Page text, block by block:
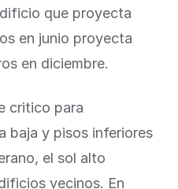
que proyecta
en junio proyecta
en diciembre.
critico para
baja y pisos inferiores
el sol alto
vecinos. En